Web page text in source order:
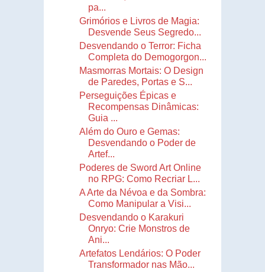
pa...
Grimórios e Livros de Magia:
Desvende Seus Segredo...
Desvendando o Terror: Ficha
Completa do Demogorgon...
Masmorras Mortais: O Design
de Paredes, Portas e S...
Perseguições Épicas e
Recompensas Dinâmicas:
Guia ...
Além do Ouro e Gemas:
Desvendando o Poder de
Artef...
Poderes de Sword Art Online
no RPG: Como Recriar L...
A Arte da Névoa e da Sombra:
Como Manipular a Visi...
Desvendando o Karakuri
Onryo: Crie Monstros de
Ani...
Artefatos Lendários: O Poder
Transformador nas Mão...